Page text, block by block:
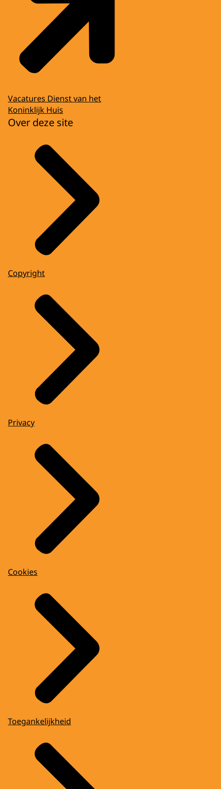
Vacatures Dienst van het
Koninklijk Huis
Over deze site
Copyright
Privacy
Cookies
Toegankelijkheid